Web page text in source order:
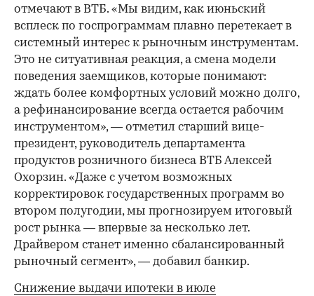
отмечают в ВТБ. «Мы видим, как июньский
всплеск по госпрограммам плавно перетекает в
системный интерес к рыночным инструментам.
Это не ситуативная реакция, а смена модели
поведения заемщиков, которые понимают:
ждать более комфортных условий можно долго,
а рефинансирование всегда остается рабочим
инструментом», — отметил старший вице-
президент, руководитель департамента
продуктов розничного бизнеса ВТБ Алексей
Охорзин. «Даже с учетом возможных
корректировок государственных программ во
втором полугодии, мы прогнозируем итоговый
рост рынка — впервые за несколько лет.
Драйвером станет именно сбалансированный
рыночный сегмент», — добавил банкир.
Снижение выдачи ипотеки в июле